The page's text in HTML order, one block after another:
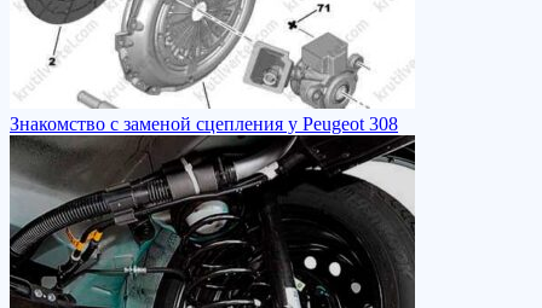
Знакомство с заменой сцепления у Peugeot 308